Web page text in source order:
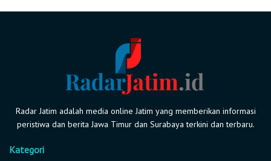
Radar Jatim adalah media online Jatim yang memberikan informasi
peristiwa dan berita Jawa Timur dan Surabaya terkini dan terbaru.
Kategori